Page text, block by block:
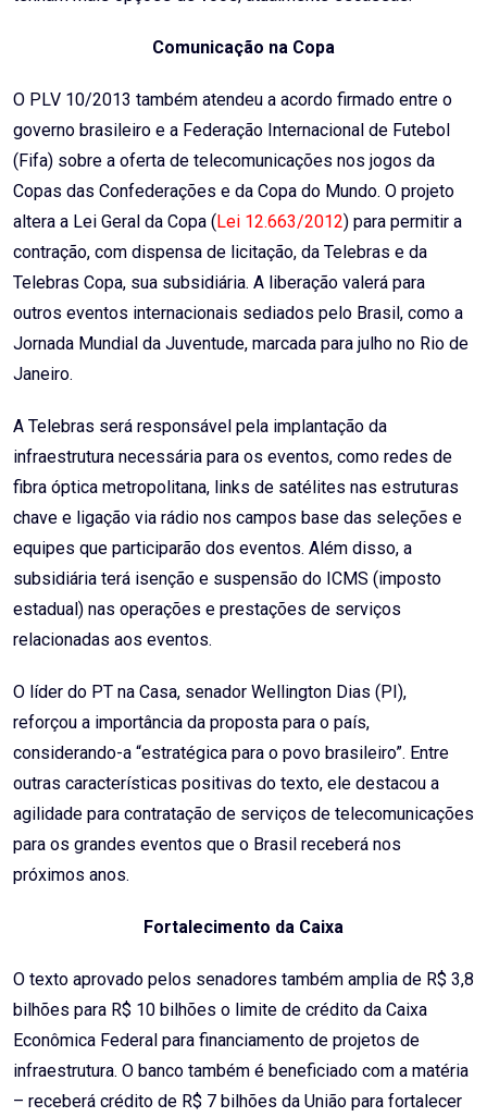
Comunicação na Copa
O PLV 10/2013 também atendeu a acordo firmado entre o
governo brasileiro e a Federação Internacional de Futebol
(Fifa) sobre a oferta de telecomunicações nos jogos da
Copas das Confederações e da Copa do Mundo. O projeto
altera a Lei Geral da Copa ( Lei 12.663/2012) para permitir a
contração, com dispensa de licitação, da Telebras e da
Telebras Copa, sua subsidiária. A liberação valerá para
outros eventos internacionais sediados pelo Brasil, como a
Jornada Mundial da Juventude, marcada para julho no Rio de
Janeiro.
A Telebras será responsável pela implantação da
infraestrutura necessária para os eventos, como redes de
fibra óptica metropolitana, links de satélites nas estruturas
chave e ligação via rádio nos campos base das seleções e
equipes que participarão dos eventos. Além disso, a
subsidiária terá isenção e suspensão do ICMS (imposto
estadual) nas operações e prestações de serviços
relacionadas aos eventos.
O líder do PT na Casa, senador Wellington Dias (PI),
reforçou a importância da proposta para o país,
considerando-a “estratégica para o povo brasileiro”. Entre
outras características positivas do texto, ele destacou a
agilidade para contratação de serviços de telecomunicações
para os grandes eventos que o Brasil receberá nos
próximos anos.
Fortalecimento da Caixa
O texto aprovado pelos senadores também amplia de R$ 3,8
bilhões para R$ 10 bilhões o limite de crédito da Caixa
Econômica Federal para financiamento de projetos de
infraestrutura. O banco também é beneficiado com a matéria
– receberá crédito de R$ 7 bilhões da União para fortalecer